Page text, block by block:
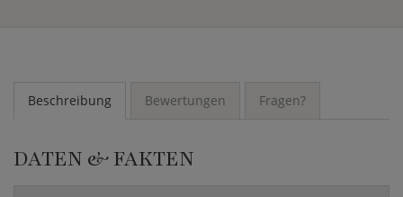
Beschreibung Bewertungen Fragen?
DATEN & FAKTEN